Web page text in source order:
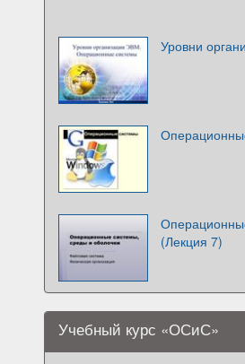
Уровни
(Лекция 7)
Учебный курс «ОСиС»